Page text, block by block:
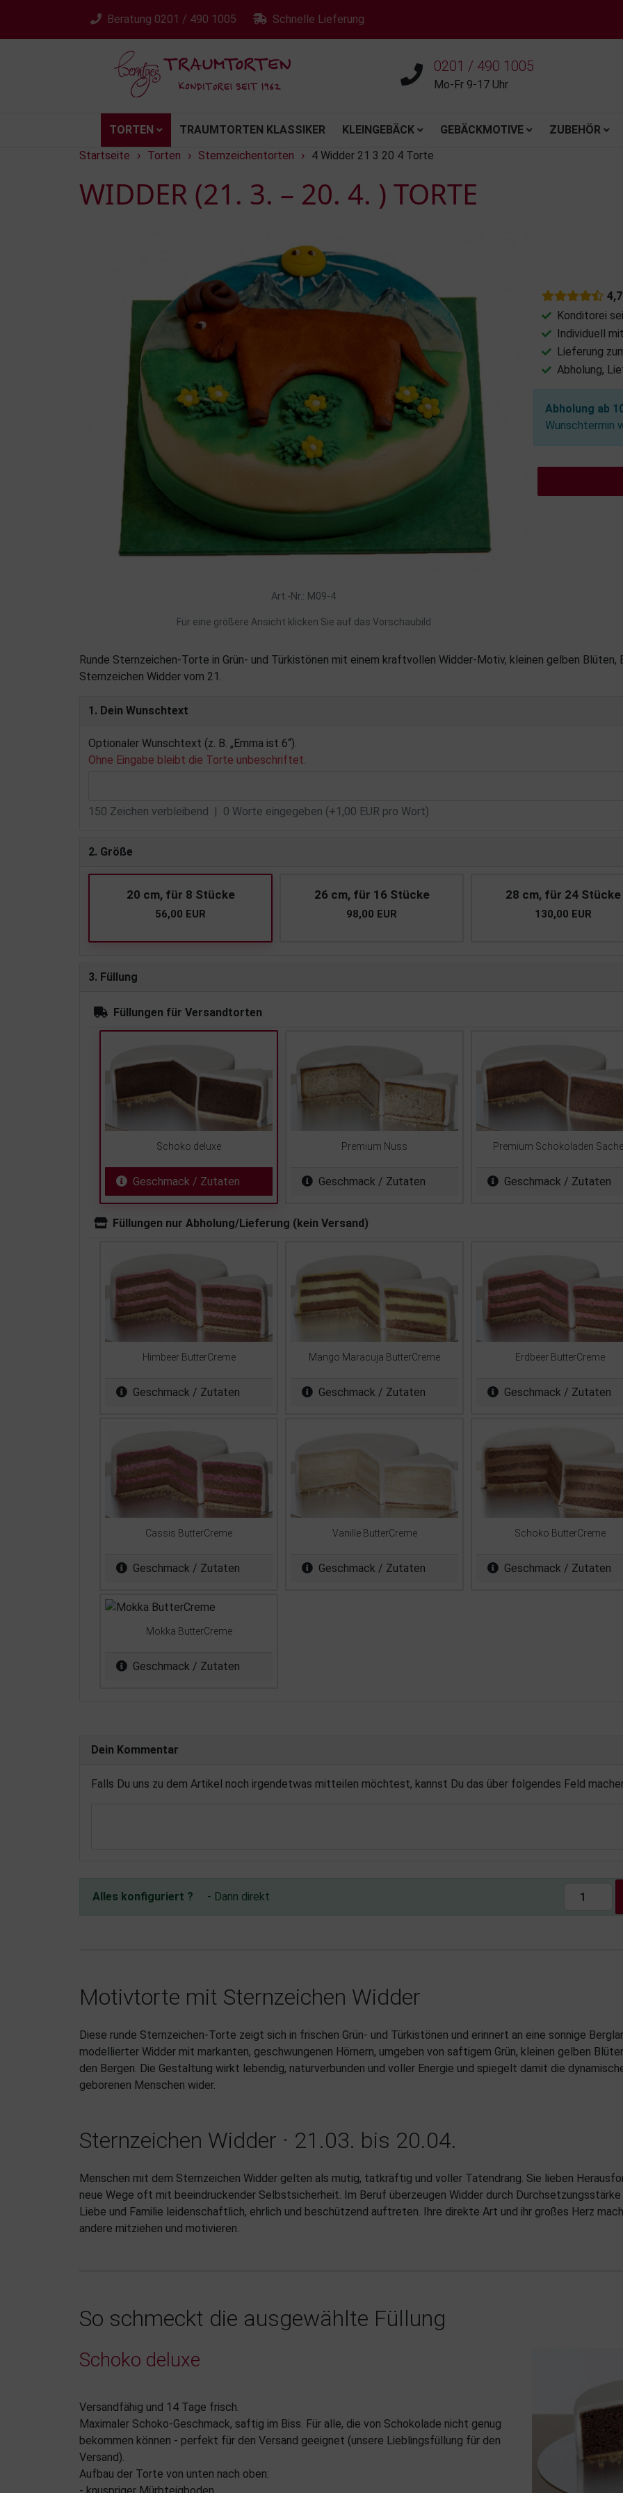
Beratung 0201 / 490 1005 Schnelle Lieferung
0201 / 490 1005
Mo-Fr 9-17 Uhr
TORTEN TRAUMTORTEN KLASSIKER KLEINGEBÄCK GEBÄCKMOTIVE
ZUBEHÖR
Startseite
› Torten › Sternzeichentorten › 4 Widder 21 3 20 4 Torte
WIDDER (21. 3. – 20. 4. ) TORTE
Art.-Nr.: M09-4
Für eine größere Ansicht klicken Sie auf das Vorschaubild
Konditorei
Individuell
Lieferung
Abholung,
Abholung ab
Wunschtermin
Runde Sternzeichen-Torte in Grün- und Türkistönen mit einem kraftvollen Widder-Motiv, kleinen gelben Blüten,
Sternzeichen Widder vom 21.
1. Dein Wunschtext
Optionaler Wunschtext (z. B. „Emma ist 6“).
Ohne Eingabe bleibt die Torte unbeschriftet.
150 Zeichen verbleibend | 0 Worte eingegeben (+1,00 EUR pro Wort)
2. Größe
20 cm, für 8 Stücke
56,00 EUR
26 cm, für 16 Stücke
98,00 EUR
28 cm, für 24 Stücke
130,00 EUR
3. Füllung
Füllungen für Versandtorten
Schoko deluxe
Geschmack / Zutaten
Premium Nuss
Geschmack / Zutaten
Premium Schokoladen
Geschmack / Zutaten
Füllungen nur Abholung/Lieferung (kein Versand)
Himbeer ButterCreme
Geschmack / Zutaten
Mango Maracuja ButterCreme
Geschmack / Zutaten
Erdbeer ButterCreme
Geschmack / Zutaten
Cassis ButterCreme
Geschmack / Zutaten
Vanille ButterCreme
Geschmack / Zutaten
Schoko ButterCreme
Geschmack / Zutaten
Mokka ButterCreme
Geschmack / Zutaten
Dein Kommentar
Falls Du uns zu dem Artikel noch irgendetwas mitteilen möchtest, kannst Du das über folgendes Feld
Alles konfiguriert ? - Dann direkt
Motivtorte mit Sternzeichen Widder
Diese runde Sternzeichen-Torte zeigt sich in frischen Grün- und Türkistönen und erinnert an eine sonnige
modellierter Widder mit markanten, geschwungenen Hörnern, umgeben von saftigem Grün, kleinen gelben
den Bergen. Die Gestaltung wirkt lebendig, naturverbunden und voller Energie und spiegelt damit die
geborenen Menschen wider.
Sternzeichen Widder · 21.03. bis 20.04.
Menschen mit dem Sternzeichen Widder gelten als mutig, tatkräftig und voller Tatendrang. Sie lieben
neue Wege oft mit beeindruckender Selbstsicherheit. Im Beruf überzeugen Widder durch
Liebe und Familie leidenschaftlich, ehrlich und beschützend auftreten. Ihre direkte Art und ihr großes Herz
andere mitziehen und motivieren.
So schmeckt die ausgewählte Füllung
Schoko deluxe
Versandfähig und 14 Tage frisch.
Maximaler Schoko-Geschmack, saftig im Biss. Für alle, die von Schokolade nicht genug
bekommen können - perfekt für den Versand geeignet (unsere Lieblingsfüllung für den
Versand).
Aufbau der Torte von unten nach oben: